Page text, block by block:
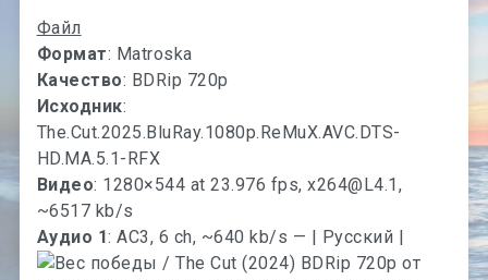
Файл
Формат: Matroska
Качество: BDRip 720p
Исходник:
The.Cut.2025.BluRay.1080p.ReMuX.AVC.DTS-
HD.MA.5.1-RFX
Видео: 1280×544 at 23.976 fps,x264@L4.1,
~6517 kb/s
Аудио 1: AC3, 6 ch, ~640 kb/s — | Русский |